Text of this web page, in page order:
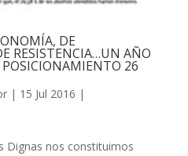
DE
RESISTENCIA…UN AÑO
26
| 15 Jul 2016 |
Dignas nos constituimos